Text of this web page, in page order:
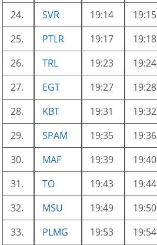
24.
SVR 19:14 19:15
25.
PTLR 19:17 19:18
26.
TRL 19:23 19:24
27.
EGT 19:27 19:28
28.
KBT 19:31 19:32
29.
SPAM 19:35 19:36
30.
MAF 19:39 19:40
31.
TO 19:43 19:44
32.
MSU 19:49 19:50
33.
PLMG 19:53 19:54